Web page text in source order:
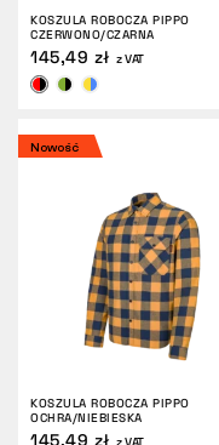
SKLEP Z BISTRO
KOSZULA ROBOCZA PIPPO
CZERWONO/CZARNA
145,49 zł z VAT
Nowość
KOSZULA ROBOCZA PIPPO
OCHRA/NIEBIESKA
145,49 zł